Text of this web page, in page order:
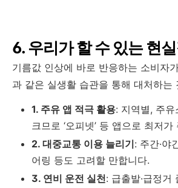
6. 우리가 할 수 있는 현
기름값 인상에 바로 반응하는 소비자
과 같은 실생활 습관을 통해 대처하는
1. 주유 앱 적극 활용: 지역별, 주
크므로 ‘오피넷’ 등 앱으로 최저
2. 대중교통 이용 늘리기: 주간·야
어링 등도 고려할 만합니다.
3. 연비 운전 실천: 급출발·급정거